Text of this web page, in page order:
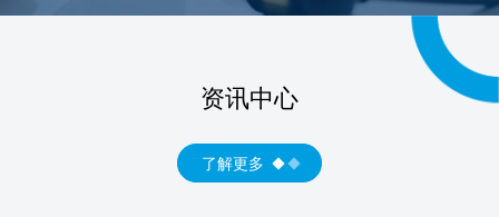
资讯中心
了解更多